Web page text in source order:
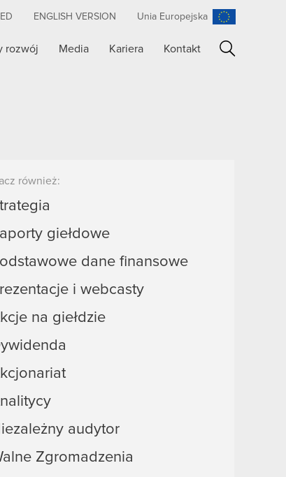
ENGLISH VERSION Unia Europejska
rozwój Media Kariera Kontakt
również:
giełdowe
dane finansowe
i webcasty
na giełdzie
audytor
Zgromadzenia